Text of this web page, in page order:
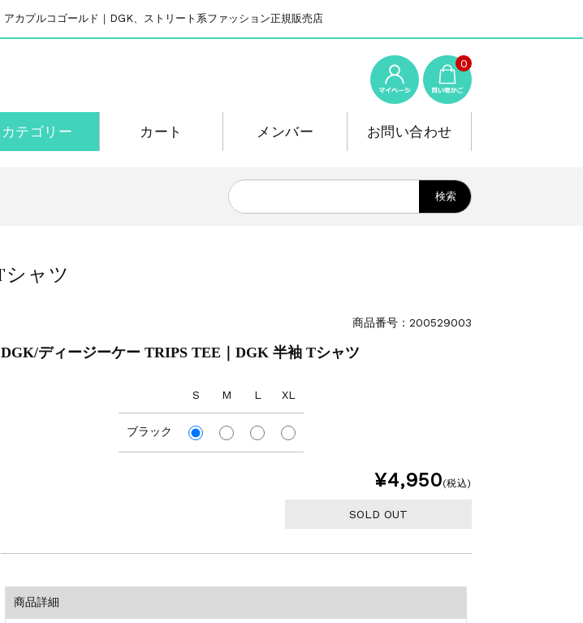
カプルコゴールド｜DGK、ストリート系ファッション正規販売店
0
カテゴリー カート メンバー お問い合わせ
ャツ
商品番号：200529003
DGK/ディージーケー TRIPS TEE｜DGK 半袖 Tシャツ
S M L XL
ブラック
¥4,950(税込)
SOLD OUT
商品詳細